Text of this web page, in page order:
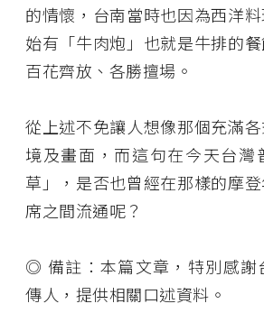
的情懷，台南當時也因為西洋
始有「牛肉炮」也就是牛排的
百花齊放、各勝擅場。
從上述不免讓人想像那個充滿
境及畫面，而這句在今天台灣
草」，是否也曾經在那樣的摩
席之間流通呢？
◎ 備註：本篇文章，特別感謝
傳人，提供相關口述資料。